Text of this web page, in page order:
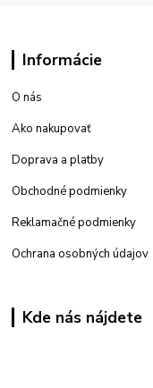
Informácie
O nás
Ako nakupovať
Doprava a platby
Obchodné podmienky
Reklamačné podmienky
Ochrana osobných údajov
Kde nás nájdete